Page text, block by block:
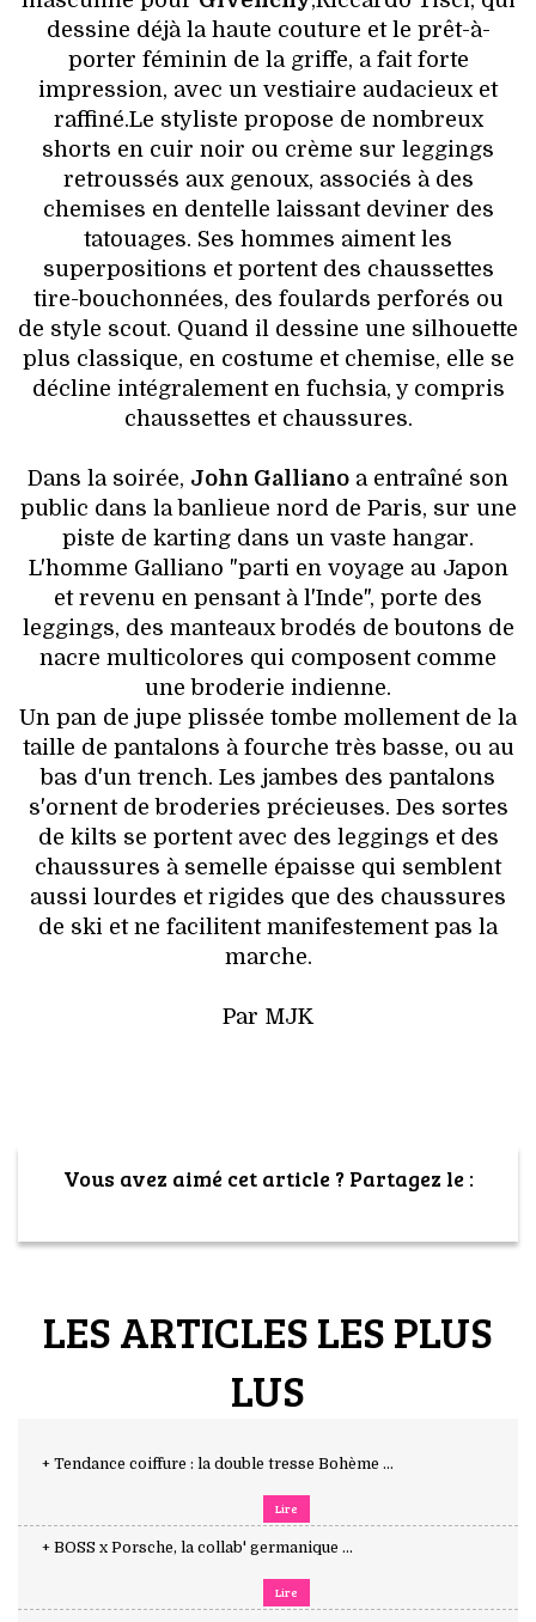
dessine déjà la haute couture et le prêt-à-
porter féminin de la griffe, a fait forte
impression, avec un vestiaire audacieux et
raffiné.Le styliste propose de nombreux
shorts en cuir noir ou crème sur leggings
retroussés aux genoux, associés à des
chemises en dentelle laissant deviner des
tatouages. Ses hommes aiment les
superpositions et portent des chaussettes
tire-bouchonnées, des foulards perforés ou
de style scout. Quand il dessine une silhouette
plus classique, en costume et chemise, elle se
décline intégralement en fuchsia, y compris
chaussettes et chaussures.
Dans la soirée, John Galliano a entraîné son
public dans la banlieue nord de Paris, sur une
piste de karting dans un vaste hangar.
L'homme Galliano "parti en voyage au Japon
et revenu en pensant à l'Inde", porte des
leggings, des manteaux brodés de boutons de
nacre multicolores qui composent comme
une broderie indienne.
Un pan de jupe plissée tombe mollement de la
taille de pantalons à fourche très basse, ou au
bas d'un trench. Les jambes des pantalons
s'ornent de broderies précieuses. Des sortes
de kilts se portent avec des leggings et des
chaussures à semelle épaisse qui semblent
aussi lourdes et rigides que des chaussures
de ski et ne facilitent manifestement pas la
marche.
Par MJK
Vous avez aimé cet article ? Partagez le :
LES ARTICLES LES PLUS
LUS
+ Tendance coiffure : la double tresse Bohème ...
Lire
+ BOSS x Porsche, la collab' germanique ...
Lire